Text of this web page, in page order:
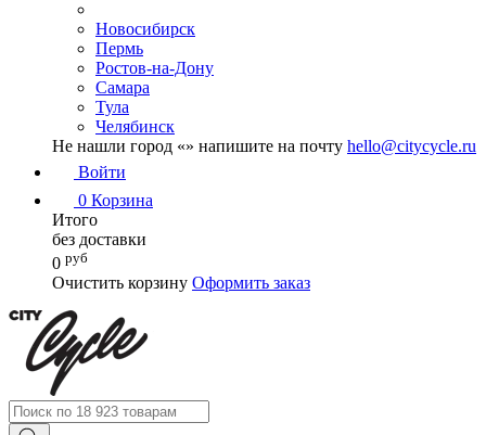
Новосибирск
Пермь
Ростов-на-Дону
Самара
Тула
Челябинск
Не нашли город «» напишите на почту hello@citycycle.ru
Войти
0 Корзина
Итого
без доставки
0 руб
Очистить корзину Оформить заказ